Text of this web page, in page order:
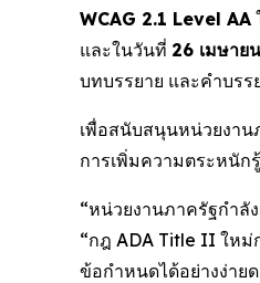
WCAG 2.1 Level AA
และในวันที่ 26 เมษาย
บทบรรยาย และคำบรร
เพื่อสนับสนุนหน่วยงาน
การเพิ่มความตระหนั
“หน่วยงานภาครัฐกำลั
“กฎ ADA Title II ใหม่
ข้อกำหนดได้อย่างง่าย